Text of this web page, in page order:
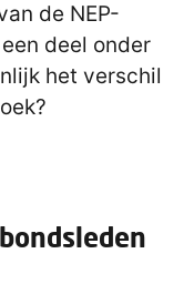
de NEP-
deel onder
het verschil